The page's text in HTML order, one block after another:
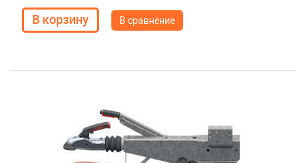
В сравнение